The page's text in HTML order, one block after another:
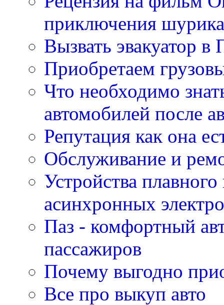
приключения шурика
Вызвать эвакуатор в
Приобретаем
Что необходимо
автомобилей после
Репутация как она
Обслуживание и
Устройства
асинхронных
Паз - комфортный
пассажиров
Почему выгодно
Все про выкуп авто